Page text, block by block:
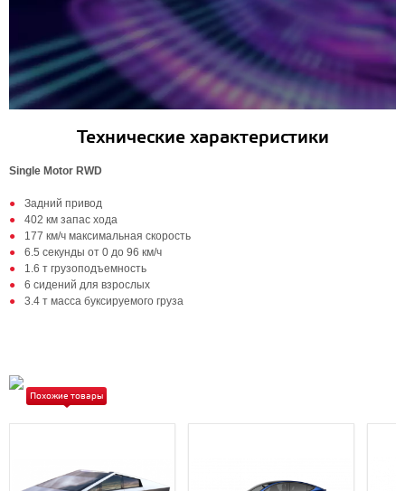
Технические характеристики
Single Motor RWD
Задний привод
402 км запас хода
177 км/ч максимальная скорость
6.5 секунды от 0 до 96 км/ч
1.6 т грузоподъемность
6 сидений для взрослых
3.4 т масса буксируемого груза
Похожие товары